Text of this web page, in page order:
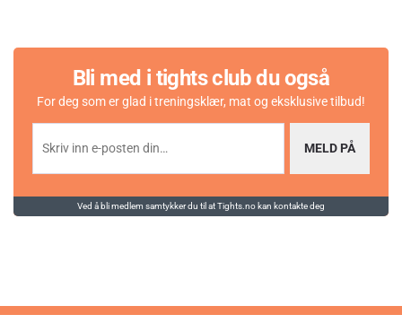
Bli med i tights club du også
For deg som er glad i treningsklær, mat og eksklusive tilbud!
MELD PÅ
Ved å bli medlem samtykker du til at Tights.no kan kontakte deg